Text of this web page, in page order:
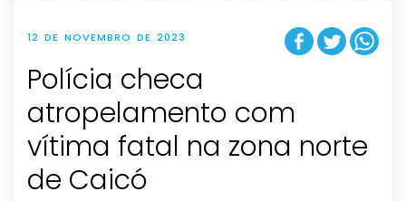
12 DE NOVEMBRO DE 2023
Polícia checa
atropelamento com
vítima fatal na zona norte
de Caicó